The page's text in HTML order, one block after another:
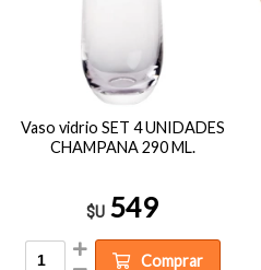
Vaso vidrio SET 4 UNIDADES
CHAMPANA 290 ML.
$U 549
Comprar